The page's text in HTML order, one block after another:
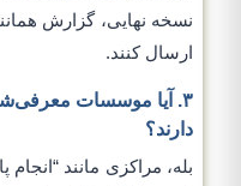
نسخه نهایی، گزارش
ارسال کنند.
۳. آیا موسسات
دارند؟
بله، مراکزی مانند